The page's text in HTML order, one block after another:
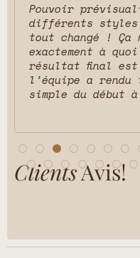
Pouvoir
différents styles
tout changé ! Ça
exactement à
résultat final
l’équipe a
simple du début
ClientsAvis!